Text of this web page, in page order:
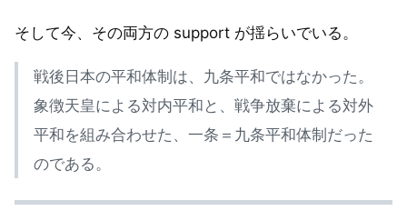
そして今、その両方の support が揺らいでいる。
戦後日本の平和体制は、九条平和ではなかった。
象徴天皇による対内平和と、戦争放棄による対外
平和を組み合わせた、一条＝九条平和体制だった
のである。